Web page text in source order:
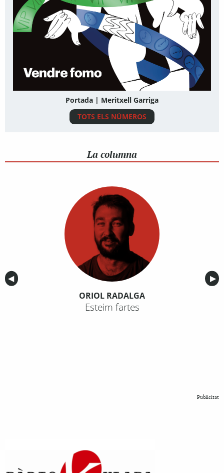
Portada | Meritxell Garriga
TOTS ELS NÚMEROS
La columna
Anterior
◀︎ ▶︎
ORIOL RADALGA
Esteim fartes
Publicitat